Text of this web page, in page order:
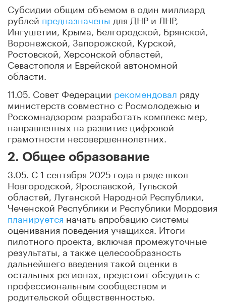
Субсидии общим объемом в один миллиард
рублейпредназначены для ДНР и ЛНР,
Ингушетии, Крыма, Белгородской, Брянской,
Воронежской, Запорожской, Курской,
Ростовской, Херсонской областей,
Севастополя и Еврейской автономной
области.
11.05. Совет Федерации рекомендовал ряду
министерств совместно с Росмолодежью и
Роскомнадзором разработать комплекс мер,
направленных на развитие цифровой
грамотности несовершеннолетних.
2. Общее образование
3.05. С 1 сентября 2025 года в ряде школ
Новгородской, Ярославской, Тульской
областей, Луганской Народной Республики,
Чеченской Республики и Республики Мордовия
планируется начать апробацию системы
оценивания поведения учащихся. Итоги
пилотного проекта, включая промежуточные
результаты, а также целесообразность
дальнейшего введения такой оценки в
остальных регионах, предстоит обсудить с
профессиональным сообществом и
родительской общественностью.